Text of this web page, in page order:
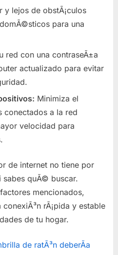
y lejos de obstÃ¡culos
para una
red con una contraseÃ±a
actualizado para evitar
Minimiza el
conectados a la red
velocidad para
de internet no tiene por
quÃ© buscar.
mencionados,
rÃ¡pida y estable
de tu hogar.
de ratÃ³n deberÃ­a